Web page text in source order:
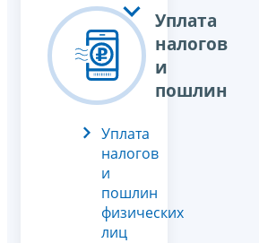
Уплата
налогов
и
пошлин
Уплата
налогов
и
пошлин
физических
лиц